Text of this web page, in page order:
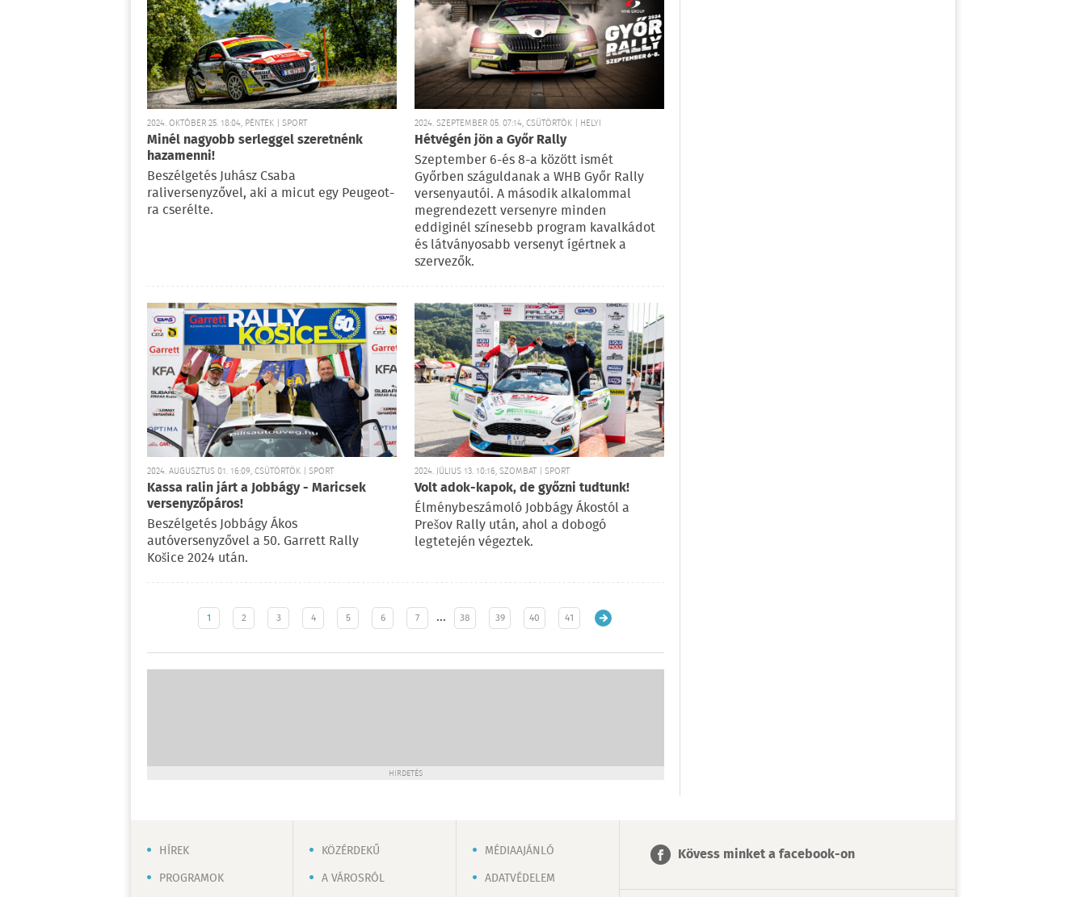
2024. OKTÓBER 25. 18:04, PÉNTEK | SPORT
Minél nagyobb serleggel szeretnénk
hazamenni!
Beszélgetés Juhász Csaba
raliversenyzővel, aki a micut egy Peugeot-
ra cserélte.
2024. SZEPTEMBER 05. 07:14, CSÜTÖRTÖK | HELYI
Hétvégén jön a Győr Rally
Szeptember 6-és 8-a között ismét
Győrben száguldanak a WHB Győr Rally
versenyautói. A második alkalommal
megrendezett versenyre minden
eddiginél színesebb program kavalkádot
és látványosabb versenyt ígértnek a
szervezők.
2024. AUGUSZTUS 01. 16:09, CSÜTÖRTÖK | SPORT
Kassa ralin járt a Jobbágy - Maricsek
versenyzőpáros!
Beszélgetés Jobbágy Ákos
autóversenyzővel a 50. Garrett Rally
Košice 2024 után.
2024. JÚLIUS 13. 10:16, SZOMBAT | SPORT
Volt adok-kapok, de győzni tudtunk!
Élménybeszámoló Jobbágy Ákostól a
Prešov Rally után, ahol a dobogó
legtetején végeztek.
1 2 3 4 5 6 7 … 38 39 40 41
HIRDETÉS
HÍREK
PROGRAMOK
KÖZÉRDEKŰ
A VÁROSRÓL
MÉDIAAJÁNLÓ
ADATVÉDELEM
Kövess minket a facebook-on